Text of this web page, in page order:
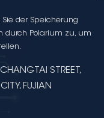
der Speicherung
durch Polarium zu, um
STREET,
FUJIAN